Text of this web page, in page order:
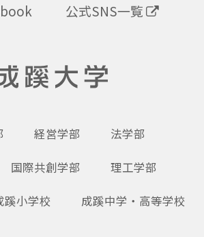
公式SNS一覧
経営学部 法学部
国際共創学部 理工学部
蹊小学校 成蹊中学・高等学校